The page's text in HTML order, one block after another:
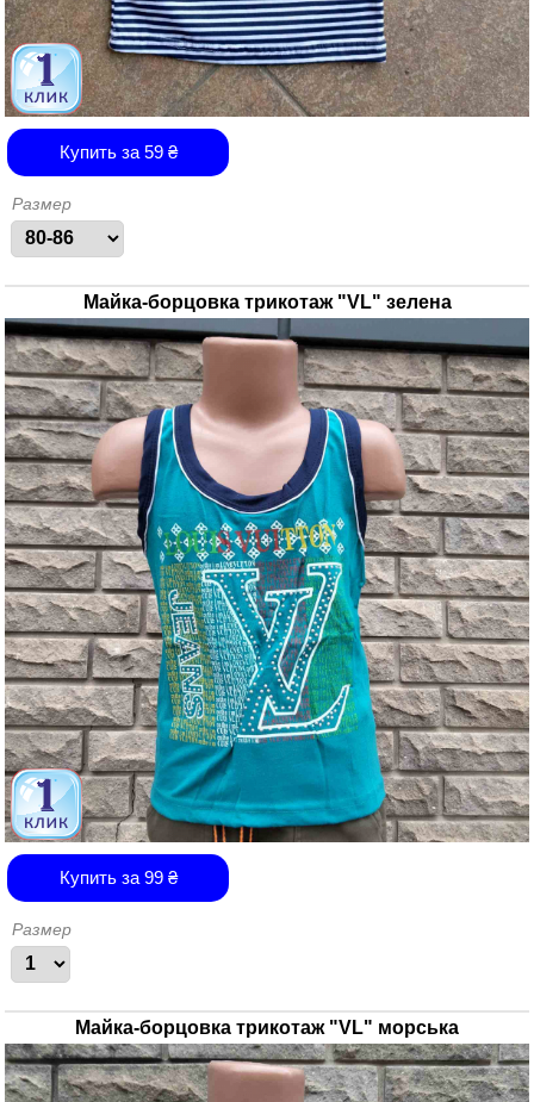
Купить за 59₴
Размер
Майка-борцовка трикотаж "VL" зелена
Купить за 99₴
Размер
Майка-борцовка трикотаж "VL" морська